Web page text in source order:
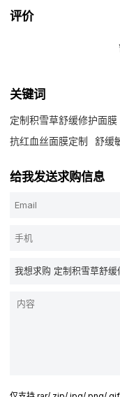
评价
关键词
定制积雪草舒缓修护面膜
抗红血丝面膜定制
舒缓
给我发送求购信息